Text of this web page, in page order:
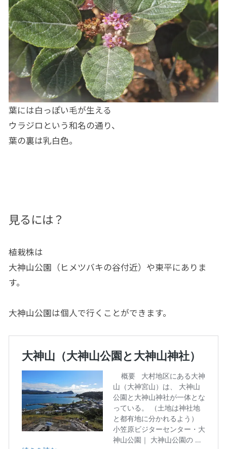
葉には白っぽい毛が生える
ウラジロという和名の通り、
葉の裏は乳白色。
見るには？
植栽株は
大神山公園（ヒメツバキの谷付近）や東平にありま
す。
大神山公園は個人で行くことができます。